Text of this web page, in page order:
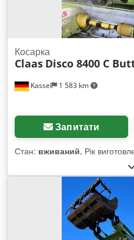
Kassel 1 583 km
Косарка
Claas Disco 8400 C
Запитати
Стан: вживаний, Рік